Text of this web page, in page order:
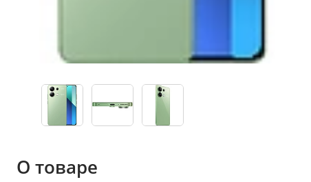
О товаре